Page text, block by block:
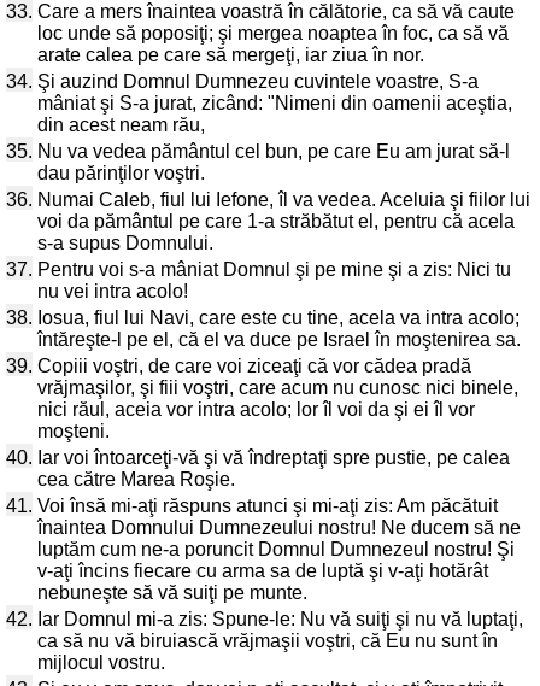
33. Care a mers înaintea voastră în călătorie, ca să vă caute
loc unde să poposiţi; şi mergea noaptea în foc, ca să vă
arate calea pe care să mergeţi, iar ziua în nor.
34. Şi auzind Domnul Dumnezeu cuvintele voastre, S-a
mâniat şi S-a jurat, zicând: "Nimeni din oamenii aceştia,
din acest neam rău,
35. Nu va vedea pământul cel bun, pe care Eu am jurat să-l
dau părinţilor voştri.
36. Numai Caleb, fiul lui Iefone, îl va vedea. Aceluia şi fiilor lui
voi da pământul pe care 1-a străbătut el, pentru că acela
s-a supus Domnului.
37. Pentru voi s-a mâniat Domnul şi pe mine şi a zis: Nici tu
nu vei intra acolo!
38. Iosua, fiul lui Navi, care este cu tine, acela va intra acolo;
întăreşte-l pe el, că el va duce pe Israel în moştenirea sa.
39. Copiii voştri, de care voi ziceaţi că vor cădea pradă
vrăjmaşilor, şi fiii voştri, care acum nu cunosc nici binele,
nici răul, aceia vor intra acolo; lor îl voi da şi ei îl vor
moşteni.
40. Iar voi întoarceţi-vă şi vă îndreptaţi spre pustie, pe calea
cea către Marea Roşie.
41. Voi însă mi-aţi răspuns atunci şi mi-aţi zis: Am păcătuit
înaintea Domnului Dumnezeului nostru! Ne ducem să ne
luptăm cum ne-a poruncit Domnul Dumnezeul nostru! Şi
v-aţi încins fiecare cu arma sa de luptă şi v-aţi hotărât
nebuneşte să vă suiţi pe munte.
42. Iar Domnul mi-a zis: Spune-le: Nu vă suiţi şi nu vă luptaţi,
ca să nu vă biruiască vrăjmaşii voştri, că Eu nu sunt în
mijlocul vostru.